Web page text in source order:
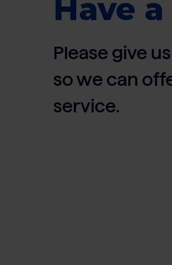
Have
Please give
so we can
service.